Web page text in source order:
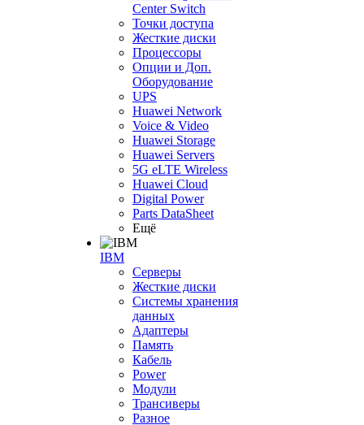
Center Switch
Точки доступа
Жесткие диски
Процессоры
Опции и Доп.
Оборудование
UPS
Huawei Network
Voice & Video
Huawei Storage
Huawei Servers
5G eLTE Wireless
Huawei Cloud
Digital Power
Parts DataSheet
Ещё
IBM
Серверы
Жесткие диски
Системы хранения
данных
Адаптеры
Память
Кабель
Power
Модули
Трансиверы
Разное